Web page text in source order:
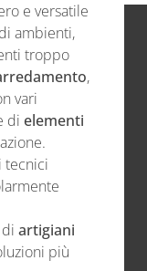
e versatile
ambienti,
troppo
,
vari
di elementi
tecnici
artigiani
più